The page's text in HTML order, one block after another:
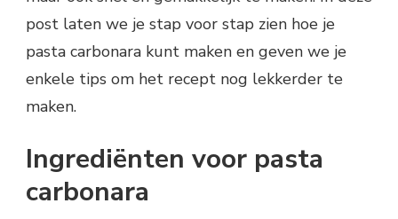
post laten we je stap voor stap zien hoe je
pasta carbonara kunt maken en geven we je
enkele tips om het recept nog lekkerder te
maken.
Ingrediënten voor pasta
carbonara